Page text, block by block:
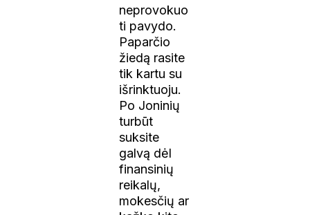
neprovokuo
ti pavydo.
Paparčio
žiedą rasite
tik kartu su
išrinktuoju.
Po Joninių
turbūt
suksite
galvą dėl
finansinių
reikalų,
mokesčių ar